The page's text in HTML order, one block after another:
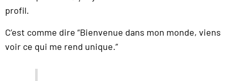
profil.
C’est comme dire “Bienvenue dans mon monde, viens
voir ce qui me rend unique.”